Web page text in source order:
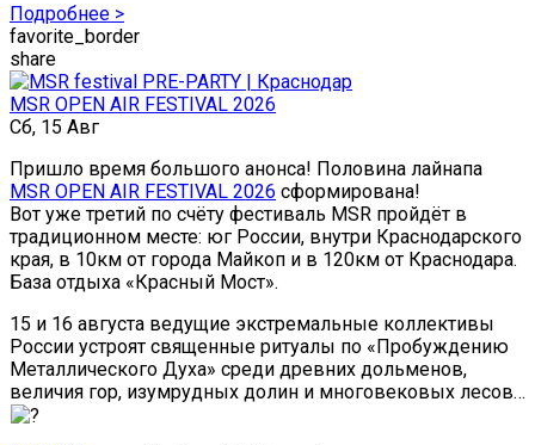
Подробнее >
favorite_border
share
MSR OPEN AIR FESTIVAL 2026
Сб, 15 Авг
Пришло время большого анонса! Половина лайнапа
MSR OPEN AIR FESTIVAL 2026 сформирована!
Вот уже третий по счёту фестиваль MSR пройдёт в
традиционном месте: юг России, внутри Краснодарского
края, в 10км от города Майкоп и в 120км от Краснодара.
База отдыха «Красный Мост».
15 и 16 августа ведущие экстремальные коллективы
России устроят священные ритуалы по «Пробуждению
Металлического Духа» среди древних дольменов,
величия гор, изумрудных долин и многовековых лесов…